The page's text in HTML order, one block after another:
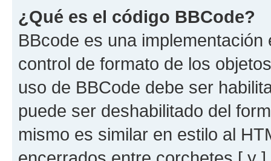
¿Qué es el código BBCode?
BBcode es una
control de formato de los
uso de BBCode debe ser
puede ser deshabilitado del
mismo es similar en estilo al